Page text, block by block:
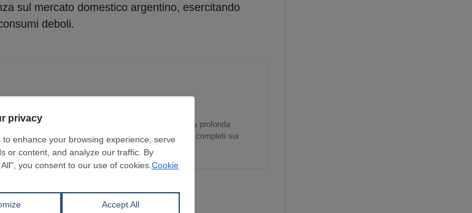
sul mercato domestico argentino, esercitando
deboli.
ho trascorso gli ultimi 15 anni sviluppando una profonda
Content Department. Scrivo e curo notizie e report completi sui
globale.